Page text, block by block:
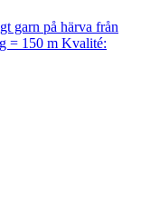
garn på härva från
= 150 m Kvalité: